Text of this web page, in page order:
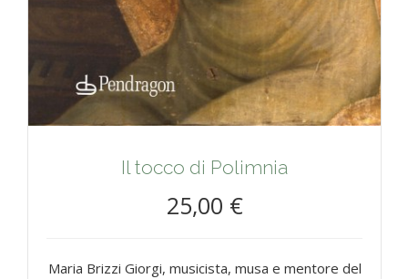
Il tocco di Polimnia
25,00 €
Maria Brizzi Giorgi, musicista, musa e mentore del